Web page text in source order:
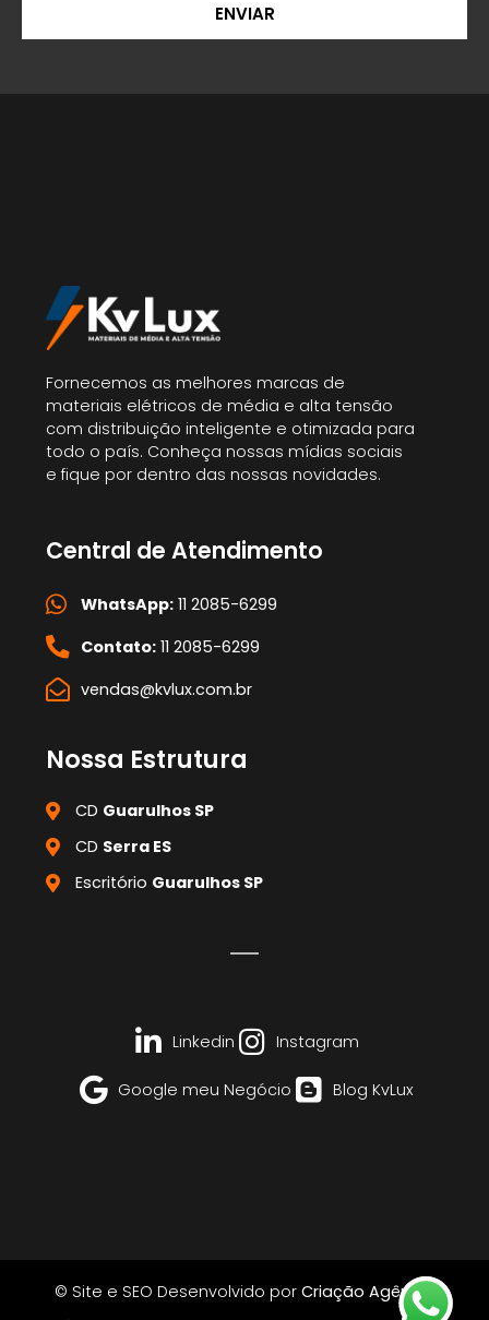
ENVIAR
Fornecemos as melhores marcas de
materiais elétricos de média e alta tensão
com distribuição inteligente e otimizada para
todo o país. Conheça nossas mídias sociais
e fique por dentro das nossas novidades.
Central de Atendimento
WhatsApp:11 2085-6299
Contato:11 2085-6299
vendas@kvlux.com.br
Nossa Estrutura
CD Guarulhos SP
CD Serra ES
Escritório Guarulhos SP
Linkedin Instagram
Google meu Negócio Blog KvLux
© Site e SEO Desenvolvido por Criação Agência